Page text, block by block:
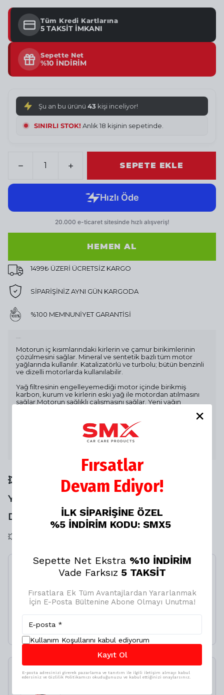
Tüm Kredi Kartlarına
5 TAKSİT İMKANI
Sepette Net
%10 İNDİRİM
Şu an bu ürünü 43 kişi inceliyor!
SINIRLI STOK! Anlık 18 kişinin sepetinde.
SEPETE EKLE
HEMEN AL
1499₺ ÜZERİ ÜCRETSİZ KARGO
SİPARİŞİNİZ AYNI GÜN KARGODA
%100 MEMNUNİYET GARANTİSİ
Motorun iç kısımlarındaki kirlerin ve çamur birikimlerinin
çözülmesini sağlar. Mineral ve sentetik bazlı tüm motor
yağlarında kullanılır. Katalizatörlü ve turbolu; bütün benzinli
ve dizelli motorlarda kullanılabilir.
Yağ filtresinin engelleyemediği motor içinde birikmiş
karbon, kurum ve kirlerin eski yağ ile motordan atılmasını
sağlar.Motorun sağlıklı çalışmasını sağlar. Yeni yağın
Yağ değişiminden önce kirli yağa
Motor rölanti devrinde 10 dakika kadar
💥💥 SANA ÖZEL NET %20 İNDİRİMİ
YAKALAMAN İÇİN SON 1
DAKİKAN❗️KAÇIRMA⏳
💥💥 SANA ÖZEL LASTİK TAMİR KİTİ NET %20 İNDİRİMLİ
Motor İç Sistem
BRİSTOL
SMX Lastik Tamir Kiti
Fırsatlar
Devam Ediyor!
İLK SİPARİŞİNE ÖZEL
%5 İNDİRİM KODU: SMX5
Sepette Net Ekstra %10 İNDİRİM
Vade Farksız 5 TAKSİT
Fırsatlara Ek Tüm Avantajlardan Yararlanmak
İçin E-Posta Bültenine Abone Olmayı Unutma!
Kullanım Koşullarını kabul ediyorum
Kayıt Ol
E-posta adresinizi girerek pazarlama ve tanıtım ile ilgili iletişim almayı kabul
edersiniz ve Gizlilik Politikamızı okuduğunuzu ve kabul ettiğinizi onaylarsınız.